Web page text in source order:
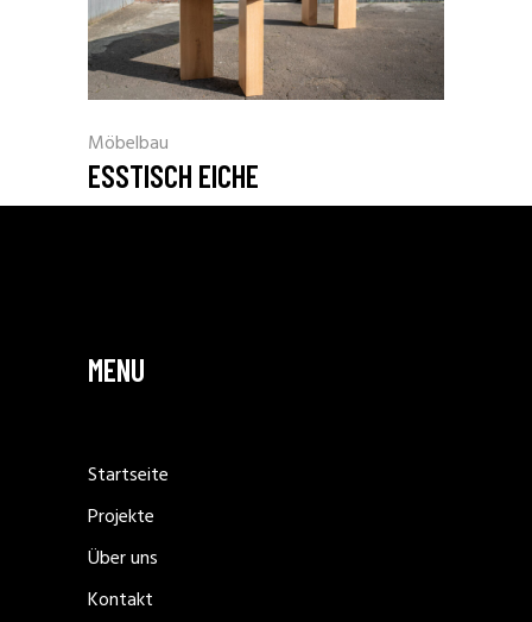
Möbelbau
ESSTISCH EICHE
MENU
Startseite
Projekte
Über uns
Kontakt